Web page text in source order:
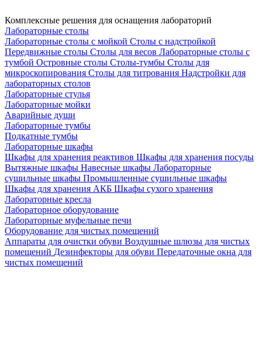
Комплексные решения для оснащения лабораторий
Лабораторные столы
Лабораторные столы с мойкой Столы с надстройкой
Передвижные столы Столы для весов Лабораторные столы с
тумбой Островные столы Столы-тумбы Столы для
микроскопирования Столы для титрования Надстройки для
лабораторных столов
Лабораторные стулья
Лабораторные мойки
Аварийные души
Лабораторные тумбы
Подкатные тумбы
Лабораторные шкафы
Шкафы для хранения реактивов Шкафы для хранения посуды
Вытяжные шкафы Навесные шкафы Лабораторные
сушильные шкафы Промышленные сушильные шкафы
Шкафы для хранения АКБ Шкафы сухого хранения
Лабораторные кресла
Лабораторное оборудование
Лабораторные муфельные печи
Оборудование для чистых помещений
Аппараты для очистки обуви Воздушные шлюзы для чистых
помещений Дезинфекторы для обуви Передаточные окна для
чистых помещений